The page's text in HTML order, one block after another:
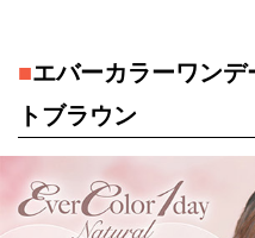
■エバーカラーワン
トブラウン